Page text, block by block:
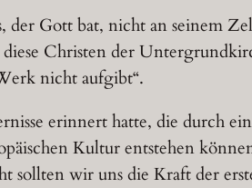
der Gott bat, nicht an seinem
Christen der
nicht aufgibt“.
erinnert hatte, die durch
Kultur entstehen
sollten wir uns die Kraft der